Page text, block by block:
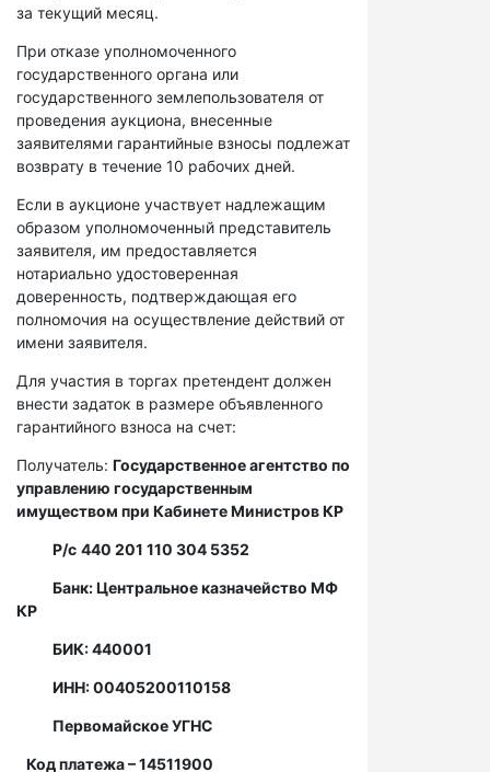
за текущий месяц.
При отказе уполномоченного
государственного органа или
государственного землепользователя от
проведения аукциона, внесенные
заявителями гарантийные взносы подлежат
возврату в течение 10 рабочих дней.
Если в аукционе участвует надлежащим
образом уполномоченный представитель
заявителя, им предоставляется
нотариально удостоверенная
доверенность, подтверждающая его
полномочия на осуществление действий от
имени заявителя.
Для участия в торгах претендент должен
внести задаток в размере объявленного
гарантийного взноса на счет:
Получатель: Государственное агентство по
управлению государственным
имуществом при Кабинете Министров КР
Р/с 440 201 110 304 5352
Банк: Центральное казначейство МФ
КР
БИК: 440001
ИНН: 00405200110158
Первомайское УГНС
Код платежа – 14511900